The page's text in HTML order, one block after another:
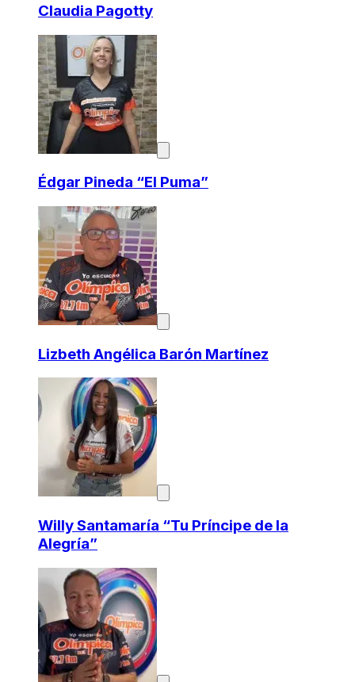
Claudia Pagotty
Édgar Pineda “El Puma”
Lizbeth Angélica Barón Martínez
Willy Santamaría “Tu Príncipe de la
Alegría”